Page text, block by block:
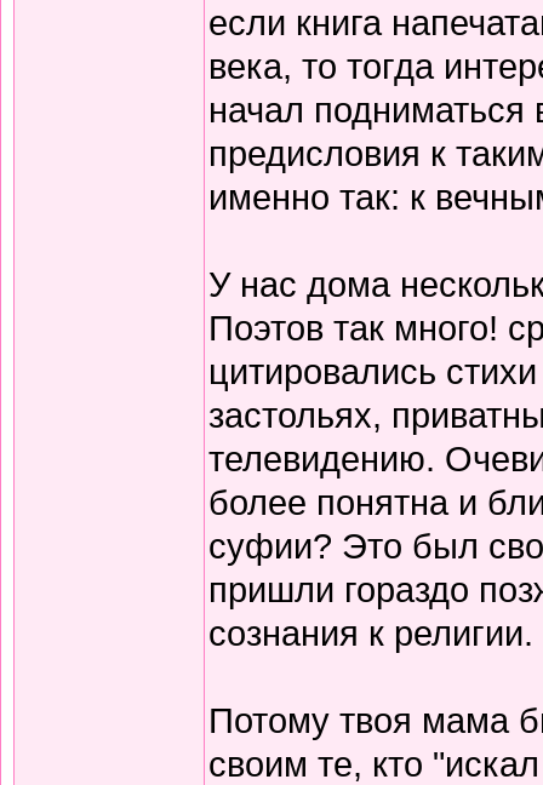
если книга
века, то тогда
начал
предисловия к
именно так: к
У нас дома
Поэтов так много!
цитировались
застольях,
телевидению.
более понятна и
суфии? Это был
пришли гораздо
сознания к религии.
Потому твоя мама
своим те, кто